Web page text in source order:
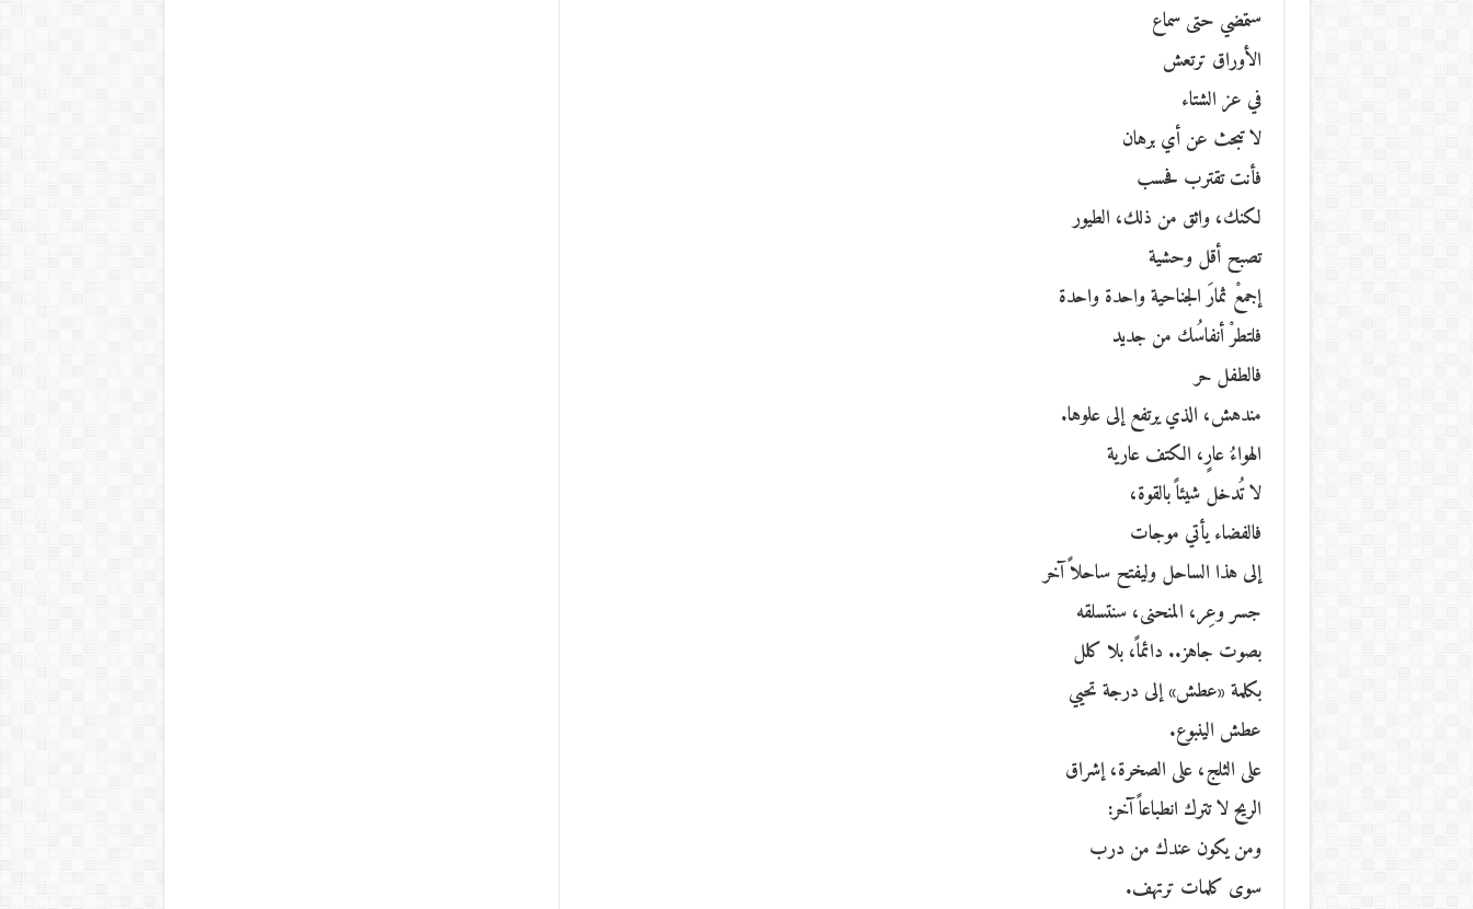
ستمضي حتى سماع
الأوراق ترتعش
في عز الشتاء
لا تبحث عن أي برهان
فأنت تقترب فحسب
لكنك، واثق من ذلك، الطيور
تصبح أقل وحشية
إجمعْ ثمارَ الجناحية واحدة واحدة
فلتطرْ أنفاسُك من جديد
فالطفل حر
مندهش، الذي يرتفع إلى علوها.
الهواءُ عارٍ، الكتف عارية
لا تُدخل شيئاً بالقوة،
فالفضاء يأتي موجات
إلى هذا الساحل وليفتح ساحلاً آخر
جسر وعِر، المنحنى، سنتسلقه
بصوت جاهز.. دائماً، بلا كلل
بكلمة «عطش» إلى درجة تحيي
عطش الينبوع.
على الثلج، على الصخرة، إشراق
الريح لا تترك انطباعاً آخر:
ومن يكون عندك من درب
سوى كلمات ترتهف.